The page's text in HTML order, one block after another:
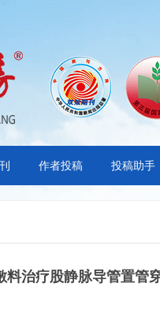
作者投稿 投稿助手
料治疗股静脉导管置管